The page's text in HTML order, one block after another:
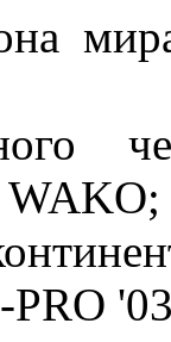
WAKO;